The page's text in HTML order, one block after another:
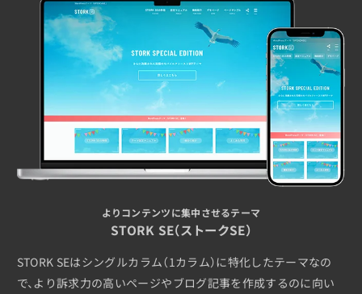
よりコンテンツに集中させるテーマ
STORK SE（ストークSE）
STORK SEはシングルカラム（1カラム）に特化したテーマなの
で、より訴求力の高いページやブログ記事を作成するのに向い